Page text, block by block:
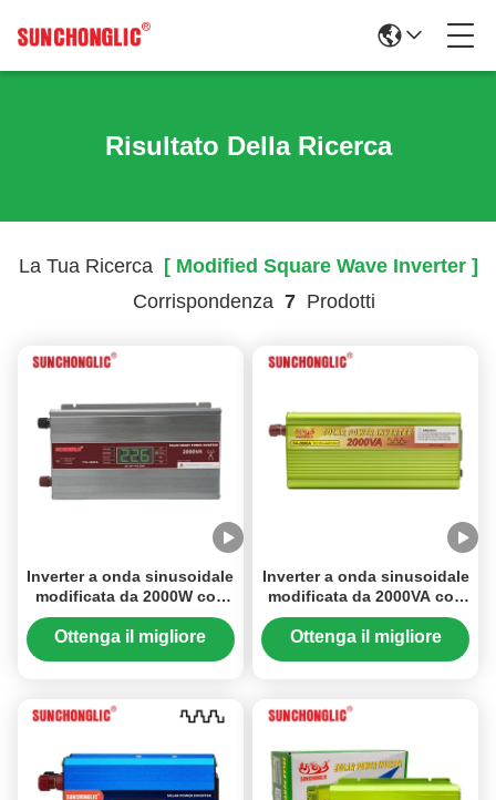
Risultato Della Ricerca
La Tua Ricerca[ Modified Square Wave Inverter ]
Corrispondenza 7Prodotti
Inverter a onda sinusoidale
modificata da 2000W con
ricarica USB integrata e
display digitale a LED per
Ottenga il migliore
Inverter a onda sinusoidale
modificata da 2000VA con
uscita USB 5V per
conversione di potenza da
Ottenga il migliore